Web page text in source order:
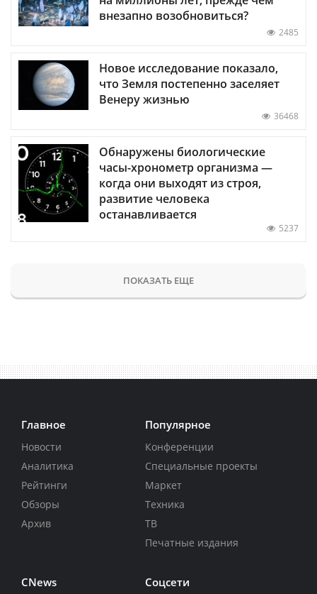
внезапно возобновиться?
2485
Новое исследование показало,
что Земля постепенно заселяет
Венеру жизнью
36468
Обнаружены биологические
часы-хронометр организма —
когда они выходят из строя,
развитие человека
останавливается
5237
ПОКАЗАТЬ ЕЩЕ
Главное
Новости
Аналитика
Рейтинги
Обзоры
Архив
Популярное
Конференции
Специальные проекты
Маркет
Техника
ТВ
Печатные издания
CNews Соцсети